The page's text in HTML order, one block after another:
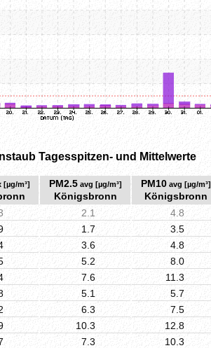
Tagesspitzen- und Mittelwerte
[µg/m³] PM2.5avg [µg/m³]
Königsbronn
PM10avg [µg/m³]
Königsbronn
2.1
4.8
1.7
3.5
3.6
4.8
5.2
8.0
7.6 11.3
5.1 5.7
6.3 7.5
10.3 12.8
7.3 10.3